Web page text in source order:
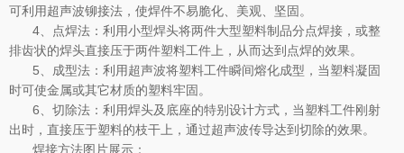
可利用超声波铆接法，使焊件不易脆化、美观、坚固。
4、点焊法：利用小型焊头将两件大型塑料制品分点焊接，或整
排齿状的焊头直接压于两件塑料工件上，从而达到点焊的效果。
5、成型法：利用超声波将塑料工件瞬间熔化成型，当塑料凝固
时可使金属或其它材质的塑料牢固。
6、切除法：利用焊头及底座的特别设计方式，当塑料工件刚射
出时，直接压于塑料的枝干上，通过超声波传导达到切除的效果。
焊接方法图片展示：